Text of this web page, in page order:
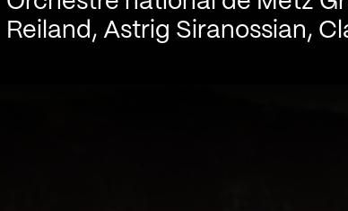
Reiland, Astrig Siranossian,